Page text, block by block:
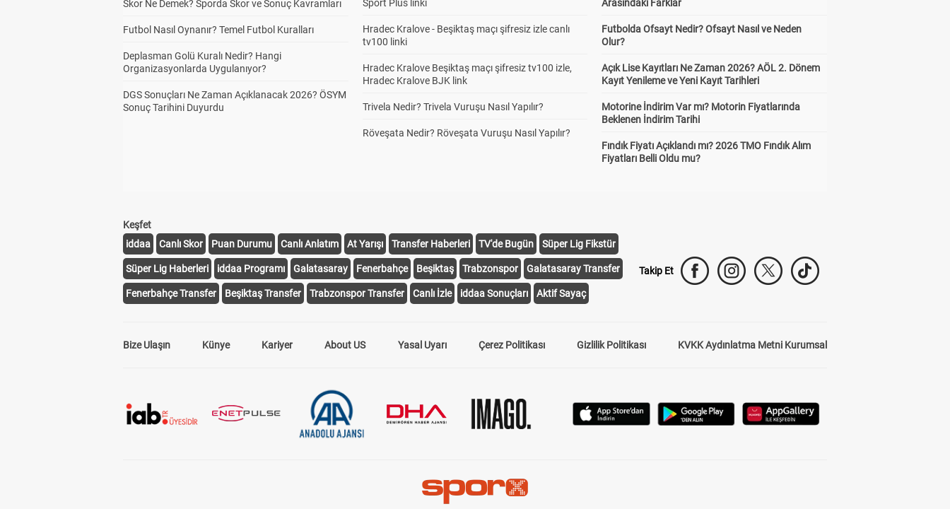
Skor Ne Demek? Sporda Skor ve Sonuç Kavramları
Futbol Nasıl Oynanır? Temel Futbol Kuralları
Deplasman Golü Kuralı Nedir? Hangi
Organizasyonlarda Uygulanıyor?
DGS Sonuçları Ne Zaman Açıklanacak 2026? ÖSYM
Sonuç Tarihini Duyurdu
Sport Plus linki
Hradec Kralove - Beşiktaş maçı şifresiz izle canlı
tv100 linki
Hradec Kralove Beşiktaş maçı şifresiz tv100 izle,
Hradec Kralove BJK link
Trivela Nedir? Trivela Vuruşu Nasıl Yapılır?
Röveşata Nedir? Röveşata Vuruşu Nasıl Yapılır?
Arasındaki Farklar
Futbolda Ofsayt Nedir? Ofsayt Nasıl ve Neden
Olur?
Açık Lise Kayıtları Ne Zaman 2026? AÖL 2. Dönem
Kayıt Yenileme ve Yeni Kayıt Tarihleri
Motorine İndirim Var mı? Motorin Fiyatlarında
Beklenen İndirim Tarihi
Fındık Fiyatı Açıklandı mı? 2026 TMO Fındık Alım
Fiyatları Belli Oldu mu?
Keşfet
iddaa
Canlı Skor Puan Durumu Canlı Anlatım At Yarışı Transfer Haberleri TV'de Bugün Süper Lig Fikstür
Süper Lig Haberleri iddaa Programı Galatasaray Fenerbahçe Beşiktaş Trabzonspor Galatasaray Transfer
Fenerbahçe Transfer Beşiktaş Transfer Trabzonspor Transfer Canlı İzle iddaa Sonuçları Aktif Sayaç
Takip Et
Bize Ulaşın Künye Kariyer About US Yasal Uyarı Çerez Politikası Gizlilik Politikası KVKK Aydınlatma Metni Kurumsal